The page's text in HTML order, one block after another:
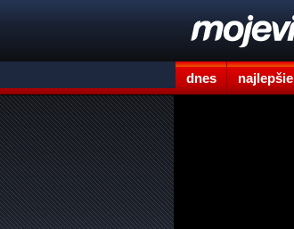
dnes najlepšie